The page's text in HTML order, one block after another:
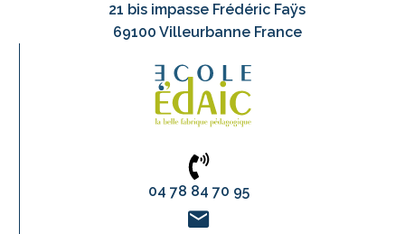
21 bis impasse Frédéric Faÿs
69100 Villeurbanne France
04 78 84 70 95